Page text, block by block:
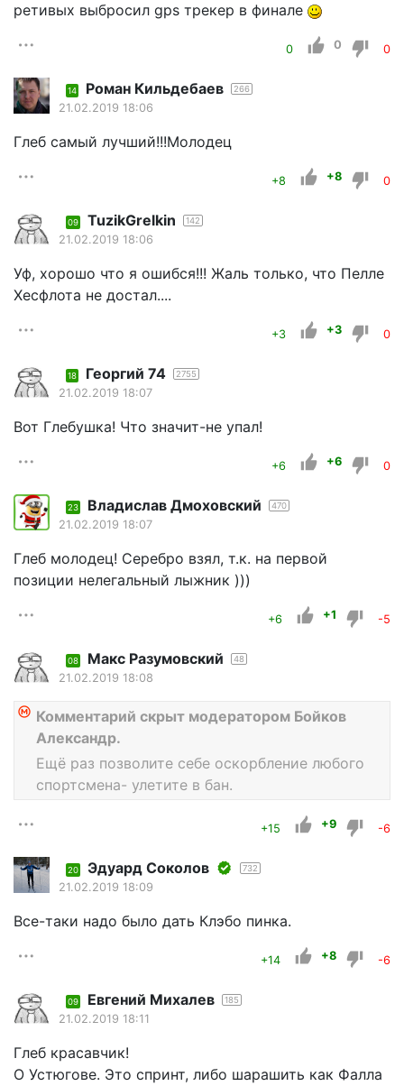
ретивых выбросил gps трекер в финале
0 0 0
14 Роман Кильдебаев 266
21.02.2019 18:06
Глеб самый лучший!!!Молодец
+8 +8 0
09 TuzikGrelkin 142
21.02.2019 18:06
Уф, хорошо что я ошибся!!! Жаль только, что Пелле
Хесфлота не достал....
+3 +3 0
18 Георгий 74 2755
21.02.2019 18:07
Вот Глебушка! Что значит-не упал!
+6 +6 0
23 Владислав Дмоховский 470
21.02.2019 18:07
Глеб молодец! Серебро взял, т.к. на первой
позиции нелегальный лыжник )))
+6 +1 -5
08 Макс Разумовский 48
21.02.2019 18:08
Комментарий скрыт модератором Бойков
Александр.
Ещё раз позволите себе оскорбление любого
спортсмена- улетите в бан.
+15 +9 -6
20 Эдуард Соколов 732
21.02.2019 18:09
Все-таки надо было дать Клэбо пинка.
+14 +8 -6
09 Евгений Михалев 185
21.02.2019 18:11
Глеб красавчик!
О Устюгове. Это спринт, либо шарашить как Фалла